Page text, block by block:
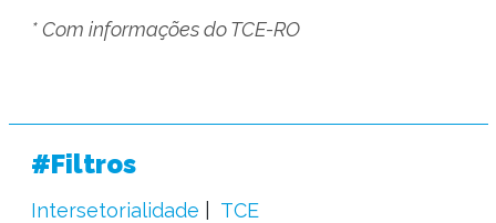
* Com informações do TCE-RO
#Filtros
Intersetorialidade TCE